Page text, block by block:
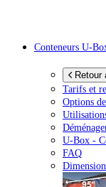
Conteneurs U-
Retour
Tarifs et
Options
U-Box -
FAQ